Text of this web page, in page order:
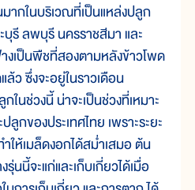
ในบริเวณที่เป็นแหล่งปลูก
บุรี ลพบุรี นครราชสีมา และ
เป็นพืชที่สองตามหลังข้าวโพด
ว ซึ่งจะอยู่ในราวเดือน
นช่วงนี้ น่าจะเป็นช่วงที่เหมาะ
กของประเทศไทย เพราะระยะ
ห้เมล็ดงอกได้สม่ำเสมอ ต้น
นนี้จะแก่และเก็บเกี่ยวได้เมื่อ